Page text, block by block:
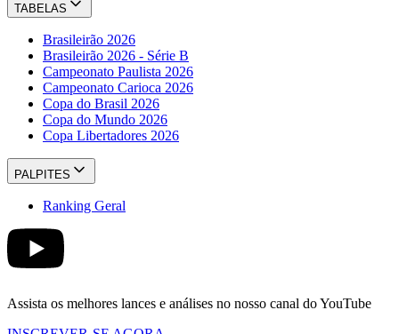
TABELAS
Brasileirão 2026
Brasileirão 2026 - Série B
Campeonato Paulista 2026
Campeonato Carioca 2026
Copa do Brasil 2026
Copa do Mundo 2026
Copa Libertadores 2026
PALPITES
Ranking Geral
Assista os melhores lances e análises no nosso canal do YouTube